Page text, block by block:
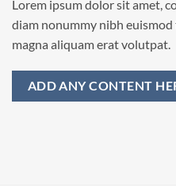
Lorem ipsum dolor sit amet,
diam nonummy nibh
magna aliquam erat volutpat.
ADD ANY CONTENT